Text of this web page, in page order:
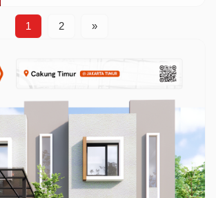
1 2 »